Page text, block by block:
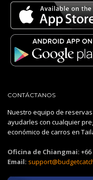
CONTÁCTANOS
Nuestro equipo de
ayudarles con cualquier
económico de carros en
Oficina de Chiangmai: +66
Email: